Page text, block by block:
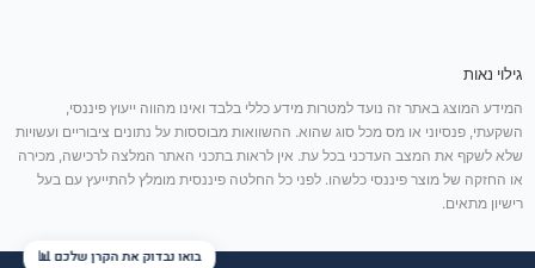
גילוי נאות
המידע המוצג באתר זה נועד למטרות מידע כללי בלבד ואינו מהווה ייעוץ פיננסי,
השקעתי, פנסיוני או מס מכל סוג שהוא. ההשוואות מבוססות על נתונים ציבוריים ועשויות
שלא לשקף את המצב העדכני בכל עת. אין לראות בתכני האתר המלצה לרכישה, מכירה
או החזקה של מוצר פיננסי כלשהו. לפני כל החלטה פיננסית מומלץ להתייעץ עם בעל
רישיון מתאים.
בואו נבדוק את הקרן שלכם 📊